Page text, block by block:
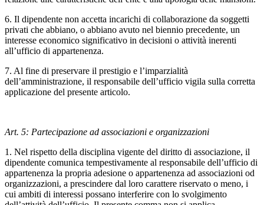
6. Il dipendente non accetta incarichi di collaborazione da soggetti
privati che abbiano, o abbiano avuto nel biennio precedente, un
interesse economico significativo in decisioni o attività inerenti
all’ufficio di appartenenza.
7. Al fine di preservare il prestigio e l’imparzialità
dell’amministrazione, il responsabile dell’ufficio vigila sulla corretta
applicazione del presente articolo.
Art. 5: Partecipazione ad associazioni e organizzazioni
1. Nel rispetto della disciplina vigente del diritto di associazione, il
dipendente comunica tempestivamente al responsabile dell’ufficio di
appartenenza la propria adesione o appartenenza ad associazioni od
organizzazioni, a prescindere dal loro carattere riservato o meno, i
cui ambiti di interessi possano interferire con lo svolgimento